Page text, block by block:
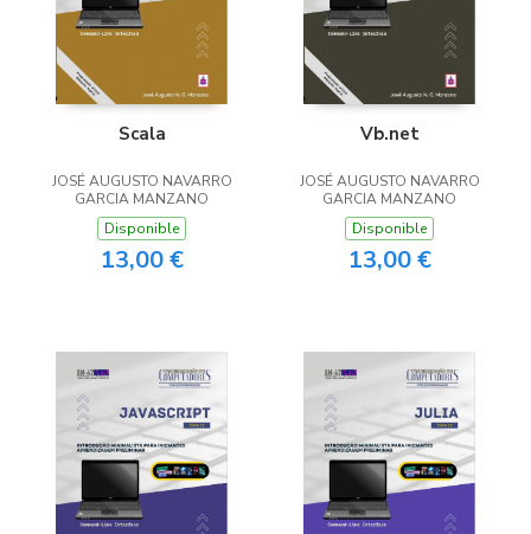
Scala
JOSÉ AUGUSTO NAVARRO
GARCIA MANZANO
Disponible
13,00 €
Vb.net
JOSÉ AUGUSTO NAVARRO
GARCIA MANZANO
Disponible
13,00 €